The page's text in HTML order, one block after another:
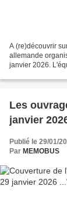
A (re)découvrir
allemande
janvier 2026.
Les
janvier
Publié le 29/01/
Par MEMOBUS